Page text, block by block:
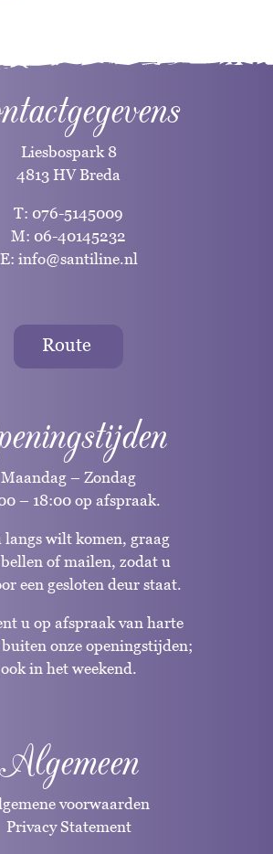
Liesbospark 8
4813 HV Breda
T: 076-5145009
M: 06-40145232
E: info@santiline.nl
Route
Maandag – Zondag
– 18:00 op afspraak.
langs wilt komen, graag
bellen of mailen, zodat u
een gesloten deur staat.
u op afspraak van harte
onze openingstijden;
ook in het weekend.
Algemeen
voorwaarden
Privacy Statement